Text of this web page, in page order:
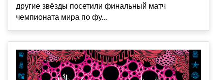
другие звёзды посетили финальный матч
чемпионата мира по фу...